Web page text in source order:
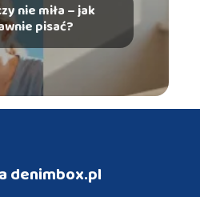
nie miła – jak
pisać?
denimbox.pl